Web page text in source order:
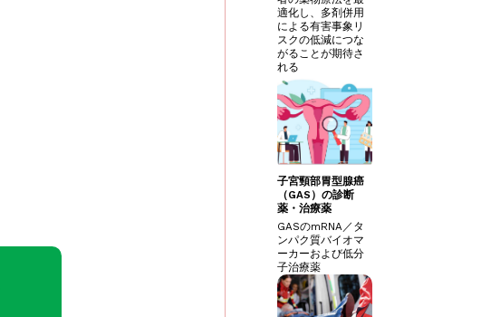
適化し、多剤併用
による有害事象リ
スクの低減につな
がることが期待さ
れる
子宮頸部胃型腺癌
（GAS）の診断
薬・治療薬
GASのmRNA／タ
ンパク質バイオマ
ーカーおよび低分
子治療薬